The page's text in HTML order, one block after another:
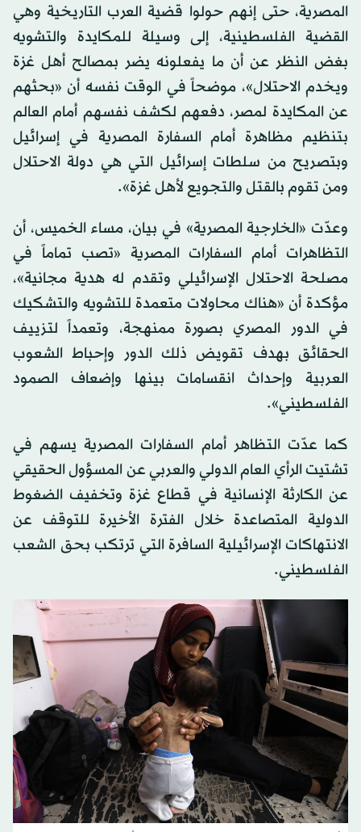
المصرية، حتى إنهم حولوا قضية العرب التاريخية وهي
القضية الفلسطينية، إلى وسيلة للمكايدة والتشويه
بغض النظر عن أن ما يفعلونه يضر بمصالح أهل غزة
ويخدم الاحتلال»، موضحاً في الوقت نفسه أن «بحثهم
عن المكايدة لمصر، دفعهم لكشف نفسهم أمام العالم
بتنظيم مظاهرة أمام السفارة المصرية في إسرائيل
وبتصريح من سلطات إسرائيل التي هي دولة الاحتلال
ومن تقوم بالقتل والتجويع لأهل غزة».
وعدّت «الخارجية المصرية» في بيان، مساء الخميس، أن
التظاهرات أمام السفارات المصرية «تصب تماماً في
مصلحة الاحتلال الإسرائيلي وتقدم له هدية مجانية»،
مؤكدة أن «هناك محاولات متعمدة للتشويه والتشكيك
في الدور المصري بصورة ممنهجة، وتعمداً لتزييف
الحقائق بهدف تقويض ذلك الدور وإحباط الشعوب
العربية وإحداث انقسامات بينها وإضعاف الصمود
الفلسطيني».
كما عدّت التظاهر أمام السفارات المصرية يسهم في
تشتيت الرأي العام الدولي والعربي عن المسؤول الحقيقي
عن الكارثة الإنسانية في قطاع غزة وتخفيف الضغوط
الدولية المتصاعدة خلال الفترة الأخيرة للتوقف عن
الانتهاكات الإسرائيلية السافرة التي ترتكب بحق الشعب
الفلسطيني.